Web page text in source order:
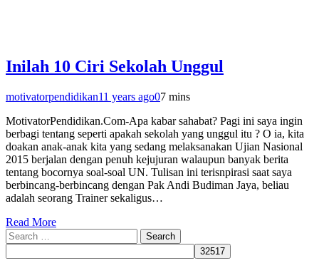
Inilah 10 Ciri Sekolah Unggul
motivatorpendidikan11 years ago07 mins
MotivatorPendidikan.Com-Apa kabar sahabat? Pagi ini saya ingin
berbagi tentang seperti apakah sekolah yang unggul itu ? O ia, kita
doakan anak-anak kita yang sedang melaksanakan Ujian Nasional
2015 berjalan dengan penuh kejujuran walaupun banyak berita
tentang bocornya soal-soal UN. Tulisan ini terisnpirasi saat saya
berbincang-berbincang dengan Pak Andi Budiman Jaya, beliau
adalah seorang Trainer sekaligus…
Read More
Search
for: